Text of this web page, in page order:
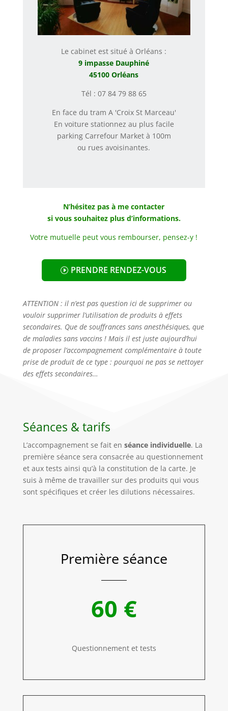
Le cabinet est situé à Orléans :
9 impasse Dauphiné
45100 Orléans
Tél : 07 84 79 88 65
En face du tram A 'Croix St Marceau'
En voiture stationnez au plus facile
parking Carrefour Market à 100m
ou rues avoisinantes.
N’hésitez pas à me contacter
si vous souhaitez plus d’informations.
Votre mutuelle peut vous rembourser, pensez-y !
PRENDRE RENDEZ-VOUS
ATTENTION : il n’est pas question ici de supprimer ou
vouloir supprimer l’utilisation de produits à effets
secondaires. Que de souffrances sans anesthésiques, que
de maladies sans vaccins ! Mais il est juste aujourd’hui
de proposer l’accompagnement complémentaire à toute
prise de produit de ce type : pourquoi ne pas se nettoyer
des effets secondaires…
Séances & tarifs
L’accompagnement se fait en séance individuelle. La
première séance sera consacrée au questionnement
et aux tests ainsi qu’à la constitution de la carte. Je
suis à même de travailler sur des produits qui vous
sont spécifiques et créer les dilutions nécessaires.
Première séance
60 €
Questionnement et tests